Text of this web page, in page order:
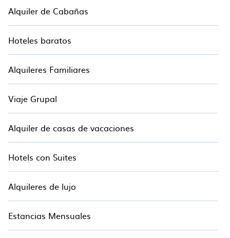
Alquiler de Cabañas
Hoteles baratos
Alquileres Familiares
Viaje Grupal
Alquiler de casas de vacaciones
Hotels con Suites
Alquileres de lujo
Estancias Mensuales